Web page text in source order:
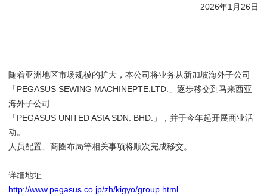
2026年1月26日
随着亚洲地区市场规模的扩大，本公司将业务从新加坡海外子公司
「PEGASUS SEWING MACHINEPTE.LTD.」逐步移交到马来西亚
海外子公司
「PEGASUS UNITED ASIA SDN. BHD.」，并于今年起开展商业活
动。
人员配置、商圈布局等相关事项将顺次完成移交。
详细地址
http://www.pegasus.co.jp/zh/kigyo/group.html